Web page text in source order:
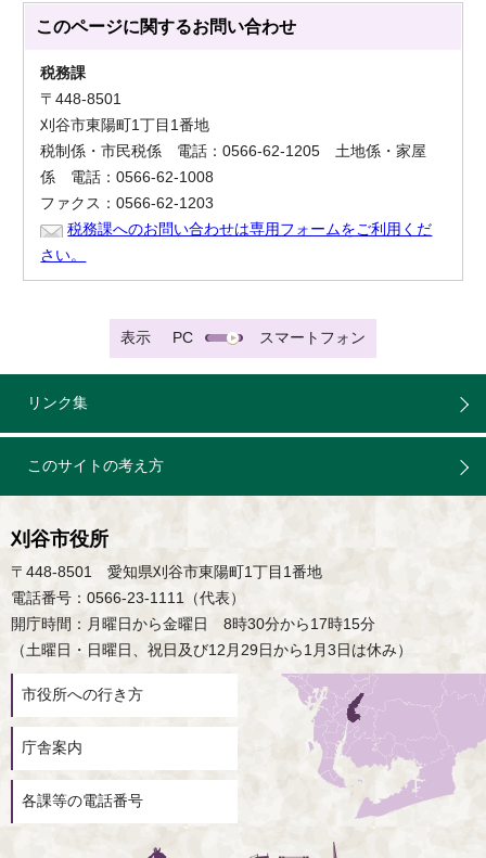
このページに関するお問い合わせ
税務課
〒448-8501
刈谷市東陽町1丁目1番地
税制係・市民税係 電話：0566-62-1205 土地係・家屋
係 電話：0566-62-1008
ファクス：0566-62-1203
税務課へのお問い合わせは専用フォームをご利用くだ
さい。
表示 PC スマートフォン
リンク集
このサイトの考え方
刈谷市役所
〒448-8501 愛知県刈谷市東陽町1丁目1番地
電話番号：0566-23-1111（代表）
開庁時間：月曜日から金曜日 8時30分から17時15分
（土曜日・日曜日、祝日及び12月29日から1月3日は休み）
市役所への行き方
庁舎案内
各課等の電話番号